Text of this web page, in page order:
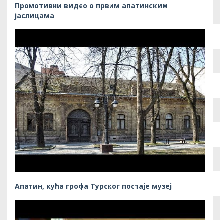
Промотивни видео о првим апатинским
јаслицама
Апатин, кућа грофа Турског постаје музеј